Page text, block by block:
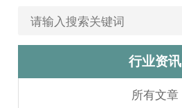
行业资讯
所有文章